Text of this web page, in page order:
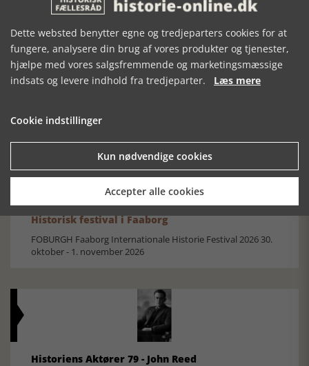
Mosefolket
Den største samling af moselig i verden på Museum
Historisk festival i Faaborg
FOBURGH Faaborg Internationale Historie Festival 2026 30.
oktober - 1. november 2026
Historiens Aktører 79 - John Reed
Dette websted benytter egne og tredjeparters cookies for at
fungere, analysere din brug af vores produkter og tjenester,
hjælpe med vores salgsfremmende og marketingsmæssige
indsats og levere indhold fra tredjeparter. Læs mere
Cookie indstillinger
Kun nødvendige cookies
Accepter alle cookies